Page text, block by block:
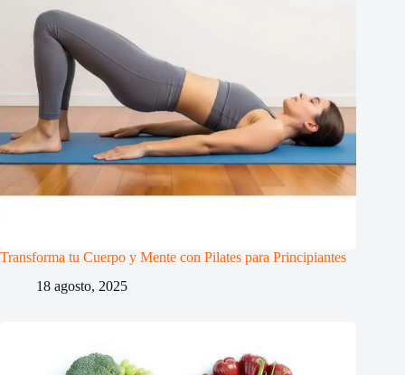
Transforma tu Cuerpo y Mente con Pilates para Principiantes
18 agosto, 2025